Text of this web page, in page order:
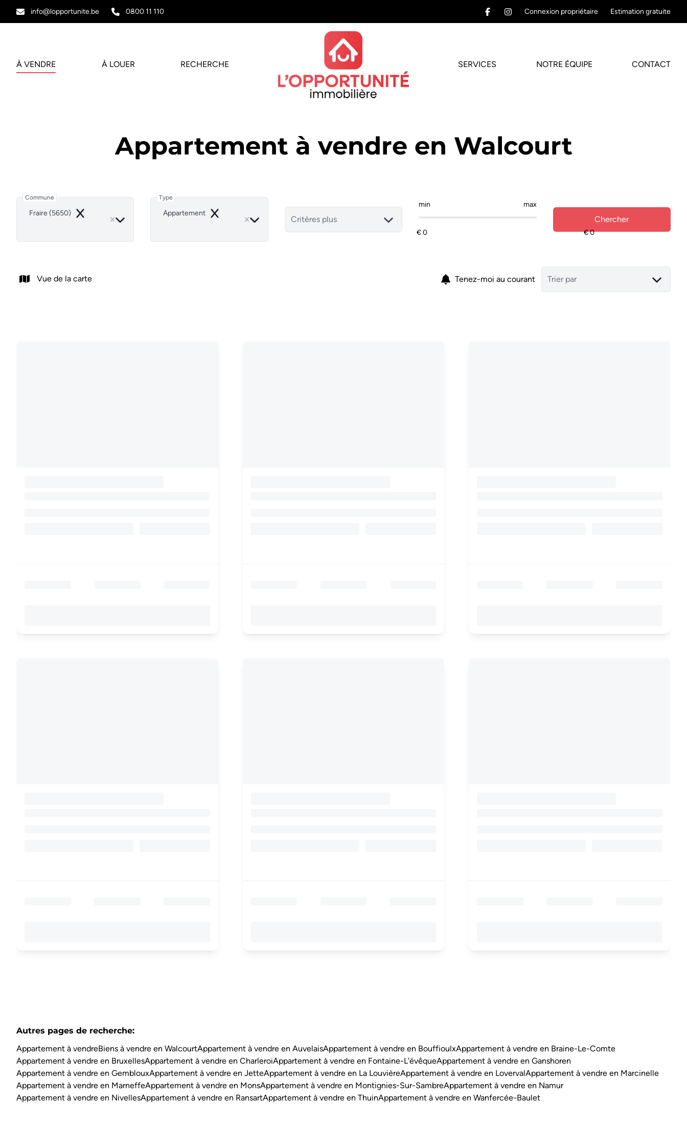
info@lopportunite.be 0800 11 110 Connexion propriétaire Estimation gratuite
À VENDRE À LOUER RECHERCHE SERVICES NOTRE ÉQUIPE CONTACT
Appartement à vendre en Walcourt
Commune
Fraire (5650)
Remove
Type
Appartement
Remove Critères plus
min max
Chercher
Vue de la carte Tenez-moi au courant Trier par
Autres pages de recherche:
Appartement à vendreBiens à vendre en WalcourtAppartement à vendre en AuvelaisAppartement à vendre en BouffioulxAppartement à vendre en Braine-Le-Comte
Appartement à vendre en BruxellesAppartement à vendre en CharleroiAppartement à vendre en Fontaine-L'évêqueAppartement à vendre en Ganshoren
Appartement à vendre en GemblouxAppartement à vendre en JetteAppartement à vendre en La LouvièreAppartement à vendre en LovervalAppartement à vendre en Marcinelle
Appartement à vendre en MarneffeAppartement à vendre en MonsAppartement à vendre en Montignies-Sur-SambreAppartement à vendre en Namur
Appartement à vendre en NivellesAppartement à vendre en RansartAppartement à vendre en ThuinAppartement à vendre en Wanfercée-Baulet